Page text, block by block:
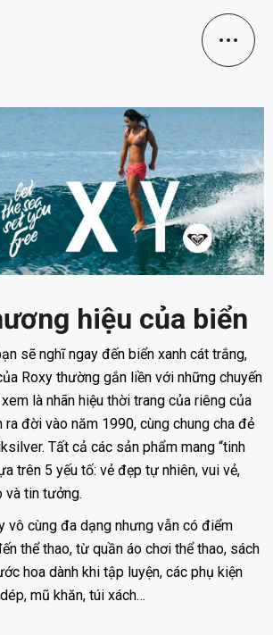
hiệu của biển
sẽ nghĩ ngay đến biển xanh cát trắng,
Roxy thường gắn liền với những chuyến
là nhãn hiệu thời trang của riêng của
đời vào năm 1990, cùng chung cha đẻ
Tất cả các sản phẩm mang “tinh
trên 5 yếu tố: vẻ đẹp tự nhiên, vui vẻ,
và tin tưởng.
vô cùng đa dạng nhưng vẫn có điểm
thể thao, từ quần áo chơi thể thao, sách
hoa dành khi tập luyện, các phụ kiện
mũ khăn, túi xách…